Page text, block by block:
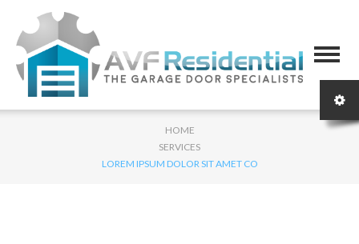
HOME
SERVICES
LOREM IPSUM DOLOR SIT AMET CO